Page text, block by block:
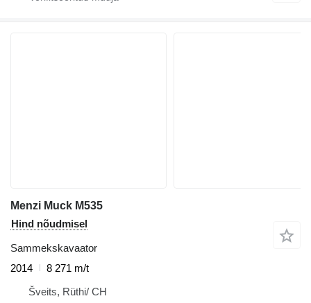
Menzi Muck M535
Hind nõudmisel
Sammekskavaator
2014
8 271 m/t
Šveits, Rüthi/ CH